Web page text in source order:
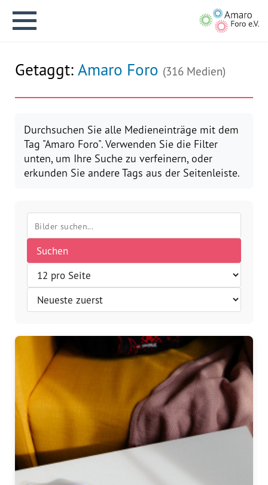
Aktuelles
Vision
Geschichte
Standorte
Dachorganisationen
Projekte
Anlaufstelle Nevo Foro (Neue
Stadt)
Getaggt: Amaro Foro (316 Medien)
Durchsuchen Sie alle Medieneinträge mit dem
Tag "Amaro Foro". Verwenden Sie die Filter
unten, um Ihre Suche zu verfeinern, oder
erkunden Sie andere Tags aus der Seitenleiste.
Suchen